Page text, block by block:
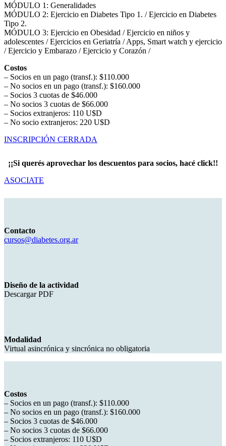
MÓDULO 1: Generalidades
MÓDULO 2: Ejercicio en Diabetes Tipo 1. / Ejercicio en Diabetes
Tipo 2.
MÓDULO 3: Ejercicio en Obesidad / Ejercicio en niños y
adolescentes / Ejercicios en Geriatría / Apps, Smart watch y ejercicio
/ Ejercicio y Embarazo / Ejercicio y Corazón /
Costos
– Socios en un pago (transf.): $110.000
– No socios en un pago (transf.): $160.000
– Socios 3 cuotas de $46.000
– No socios 3 cuotas de $66.000
– Socios extranjeros: 110 U$D
– No socio extranjeros: 220 U$D
INSCRIPCIÓN CERRADA
¡¡Si querés aprovechar los descuentos para socios, hacé click!!
ASOCIATE
Contacto
cursos@diabetes.org.ar
Diseño de la actividad
Descargar PDF
Modalidad
Virtual asincrónica y sincrónica no obligatoria
Costos
– Socios en un pago (transf.): $110.000
– No socios en un pago (transf.): $160.000
– Socios 3 cuotas de $46.000
– No socios 3 cuotas de $66.000
– Socios extranjeros: 110 U$D